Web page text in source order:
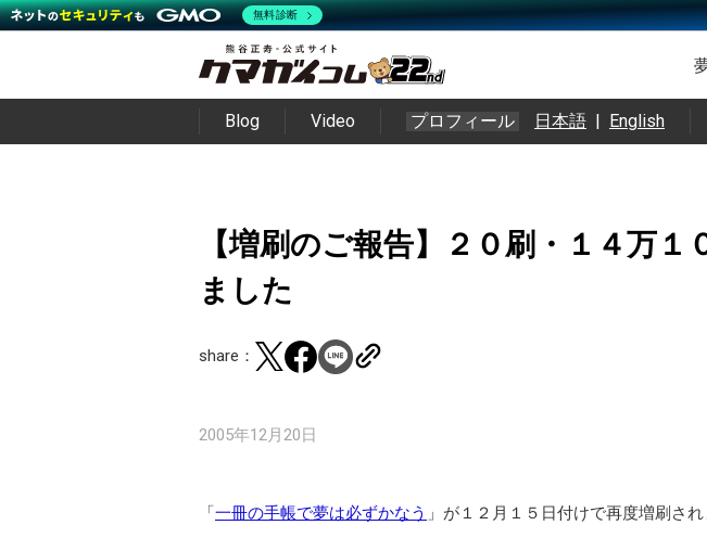
Blog Video プロフィール 日本語 | English
【増刷のご報告】２０刷・１４万１
ました
share：
2005年12月20日
「一冊の手帳で夢は必ずかなう 」が１２月１５日付けで再度増刷され
無料診断